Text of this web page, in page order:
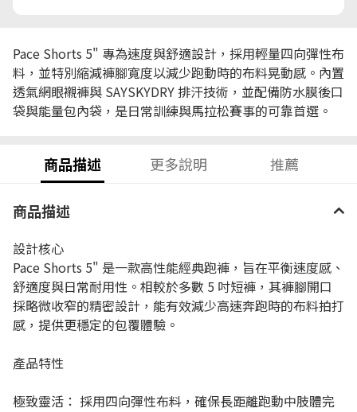
Pace Shorts 5" 專為速度與舒適設計，採用輕量四向彈性布
料，並特別縮減褲腳寬度以減少跑動時的布料晃動感。內置
透氣網眼襯褲與 SAYSKYDRY 排汗技術，並配備防水膜後口
袋與能量包內袋，是日常訓練與馬拉松賽事的可靠首選。
商品描述 更多說明 推薦
商品描述
設計核心
Pace Shorts 5" 是一款高性能經典跑褲，旨在平衡速度感、
舒適度與日常耐用性。相較於多數 5 吋短褲，其褲腳開口
採略微收窄的精密設計，能有效減少高速奔跑時的布料拍打
感，提供更穩定的包覆體驗。
產品特性
極致靈活： 採用四向彈性布料，確保長距離跑動中肢體完